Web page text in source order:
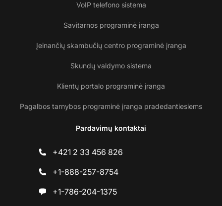
VoIP telefono sistema
Savitarnos programinė įranga
Įeinančių skambučių centro programinė įranga
Skundų valdymo sistema
Klientų portalo programinė įranga
Pagalbos tarnybos programinė įranga pradedantiesiems
Pardavimų kontaktai
+421 2 33 456 826
+1-888-257-8754
+1-786-204-1375